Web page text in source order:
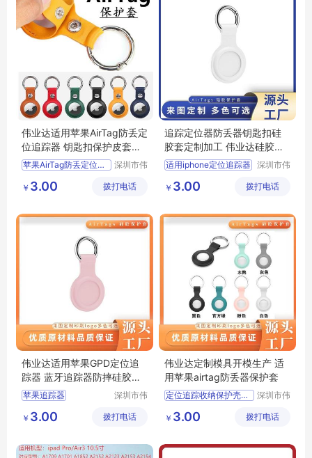
伟业达适用苹果AirTag防丢定
位追踪器 钥匙扣保护皮套单
双孔长款
苹果AirTag防丢定位追踪器
追踪神器硅胶保护套
保护套亚马逊跨境批发
深圳市伟
有限公司
￥ 3.00 拨打电话
追踪定位器防丢器钥匙扣硅
胶套定制加工 伟业达硅胶礼
品定制加工厂
适用iphone定位追踪器
定制加工适用苹果airtag硅胶套
追踪定位器防丢器钥匙扣硅胶套定制加工
深圳市伟
有限公司
￥ 3.00 拨打电话
伟业达适用苹果GPD定位追
踪器 蓝牙追踪器防摔硅胶保
护套
苹果追踪器
硅胶制品模具加工
深圳市伟
有限公司
￥ 3.00 拨打电话
伟业达定制模具开模生产 适
用苹果airtag防丢器保护套
定位追踪收纳保护壳厂家
消费电子液态硅胶保护套
适用苹果airtag防丢器保护套
深圳市伟
有限公司
￥ 3.00 拨打电话